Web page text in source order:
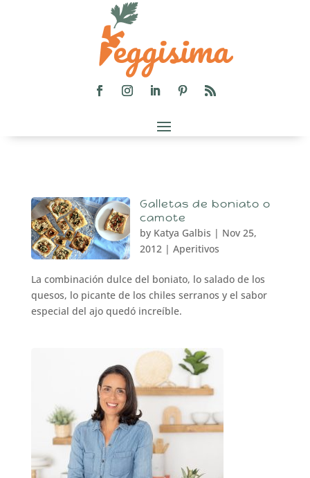
Galletas de boniato o
camote
by Katya Galbis | Nov 25,
2012 |Aperitivos
La combinación dulce del boniato, lo salado de los
quesos, lo picante de los chiles serranos y el sabor
especial del ajo quedó increíble.